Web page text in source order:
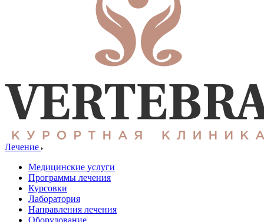
Лечение
Медицинские услуги
Программы лечения
Курсовки
Лаборатория
Направления лечения
Оборудование